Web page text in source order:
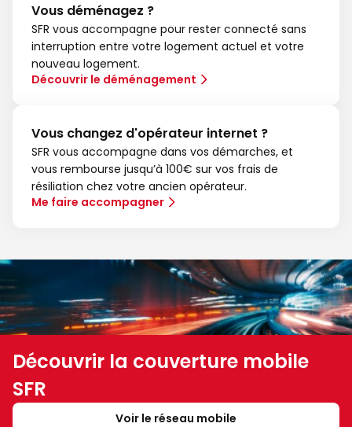
Vous déménagez ?
SFR vous accompagne pour rester connecté sans
interruption entre votre logement actuel et votre
nouveau logement.
Découvrir le déménagement
Vous changez d'opérateur internet ?
SFR vous accompagne dans vos démarches, et
vous rembourse jusqu’à 100€ sur vos frais de
résiliation chez votre ancien opérateur.
Me faire accompagner
Découvrir la couverture mobile
SFR
Voir le réseau mobile